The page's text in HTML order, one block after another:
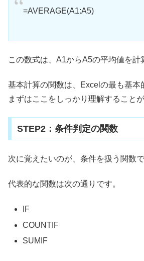
=AVERAGE(A1:A5)
この数式は、A1からA5の平均値を計
基本計算の関数は、Excelの最も基本
まずはここをしっかり理解することが
STEP2：条件判定の関数
次に覚えたいのが、条件を扱う関数で
代表的な関数は次の通りです。
IF
COUNTIF
SUMIF